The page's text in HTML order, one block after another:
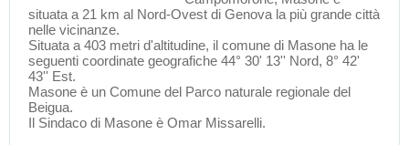
situata a 21 km al Nord-Ovest di Genova la più grande città
nelle vicinanze.
Situata a 403 metri d'altitudine, il comune di Masone ha le
seguenti coordinate geografiche 44° 30' 13'' Nord, 8° 42'
43'' Est.
Masone è un Comune del Parco naturale regionale del
Beigua.
Il Sindaco di Masone è Omar Missarelli.